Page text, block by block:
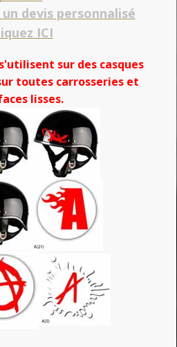
devis personnalisé
ICI
sur des casques
toutes carrosseries et
lisses.